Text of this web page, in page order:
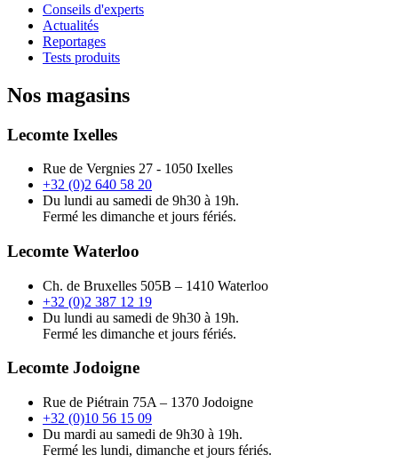
Conseils d'experts
Actualités
Reportages
Tests produits
Nos magasins
Lecomte Ixelles
Rue de Vergnies 27 - 1050 Ixelles
+32 (0)2 640 58 20
Du lundi au samedi de 9h30 à 19h.
Fermé les dimanche et jours fériés.
Lecomte Waterloo
Ch. de Bruxelles 505B – 1410 Waterloo
+32 (0)2 387 12 19
Du lundi au samedi de 9h30 à 19h.
Fermé les dimanche et jours fériés.
Lecomte Jodoigne
Rue de Piétrain 75A – 1370 Jodoigne
+32 (0)10 56 15 09
Du mardi au samedi de 9h30 à 19h.
Fermé les lundi, dimanche et jours fériés.